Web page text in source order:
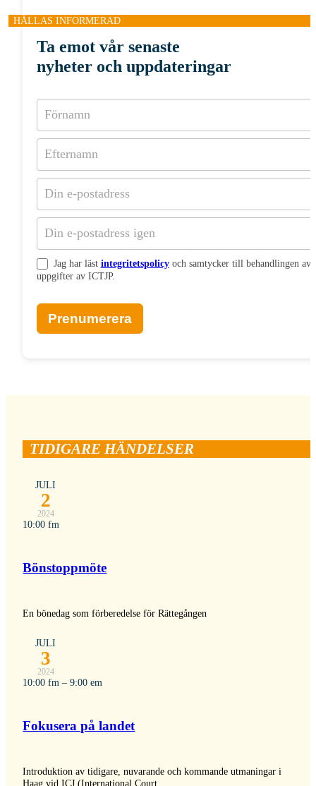
HÅLLAS INFORMERAD
Ta emot vår senaste
nyheter och uppdateringar
Prenumeration
på
nyhetsbrev
Jag har läst integritetspolicyoch samtycker till behandlingen av
uppgifter av ICTJP.
Prenumerera
TIDIGARE HÄNDELSER
JULI
2
2024
10:00 fm
Bönstoppmöte
En bönedag som förberedelse för Rättegången
JULI
3
2024
10:00 fm – 9:00 em
Fokusera på landet
Introduktion av tidigare, nuvarande och kommande utmaningar i
Haag vid ICJ (International Court...